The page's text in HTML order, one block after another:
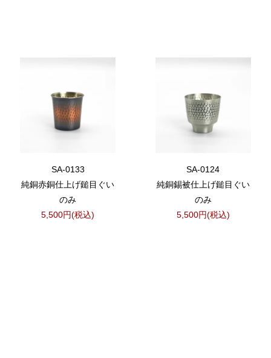
SA-0133
純銅赤銅仕上げ鎚目ぐい
のみ
5,500円(税込)
SA-0124
純銅錫被仕上げ鎚目ぐい
のみ
5,500円(税込)